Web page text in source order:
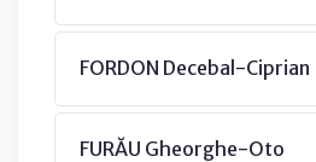
FORDON Decebal-Ciprian
FURĂU Gheorghe-Oto